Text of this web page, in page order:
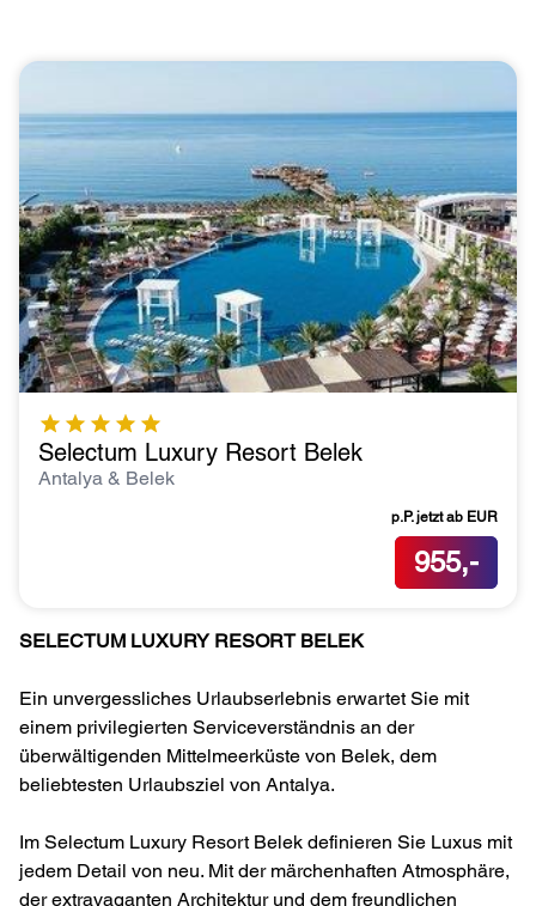
Selectum Luxury Resort Belek
Antalya & Belek
p.P. jetzt ab EUR
955,-
SELECTUM LUXURY RESORT BELEK
Ein unvergessliches Urlaubserlebnis erwartet Sie mit
einem privilegierten Serviceverständnis an der
überwältigenden Mittelmeerküste von Belek, dem
beliebtesten Urlaubsziel von Antalya.
Im Selectum Luxury Resort Belek definieren Sie Luxus mit
jedem Detail von neu. Mit der märchenhaften Atmosphäre,
der extravaganten Architektur und dem freundlichen